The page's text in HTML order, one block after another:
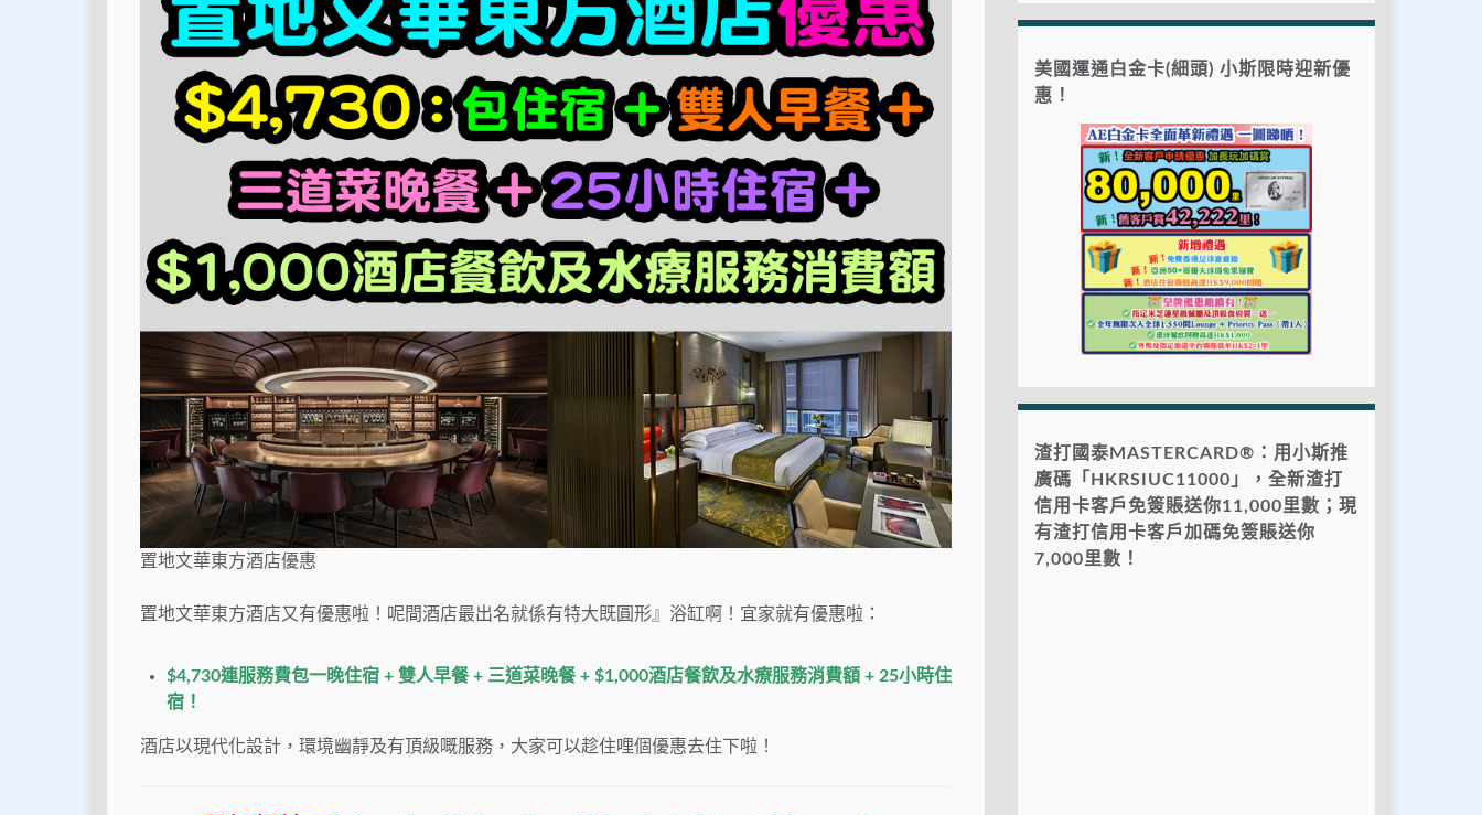
置地文華東方酒店優惠
置地文華東方酒店又有優惠啦！呢間酒店最出名就係有特大既圓形』浴缸啊！宜家就有優惠啦：
$4,730連服務費包一晚住宿 + 雙人早餐 + 三道菜晚餐 + $1,000酒店餐飲及水療服務消費額 + 25小時住
宿！
酒店以現代化設計，環境幽靜及有頂級嘅服務，大家可以趁住哩個優惠去住下啦！
美國運通白金卡(細頭) 小斯限時迎新優
惠！
渣打國泰MASTERCARD®：用小斯推
廣碼「HKRSIUC11000」，全新渣打
信用卡客戶免簽賬送你11,000里數；現
有渣打信用卡客戶加碼免簽賬送你
7,000里數！